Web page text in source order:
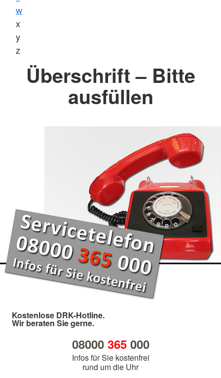
w
x
y
z
Überschrift – Bitte
ausfüllen
Kostenlose DRK-Hotline.
Wir beraten Sie gerne.
08000 365000
Infos für Sie kostenfrei
rund um die Uhr